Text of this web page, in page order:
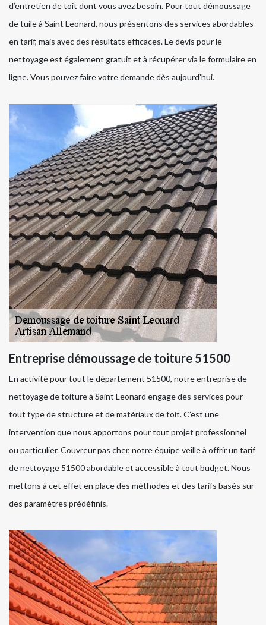
d’entretien de toit dont vous avez besoin. Pour tout démoussage
de tuile à Saint Leonard, nous présentons des services abordables
en tarif, mais avec des résultats efficaces. Le devis pour le
nettoyage est également gratuit et à récupérer via le formulaire en
ligne. Vous pouvez faire votre demande dès aujourd’hui.
Entreprise démoussage de toiture 51500
En activité pour tout le département 51500, notre entreprise de
nettoyage de toiture à Saint Leonard engage des services pour
tout type de structure et de matériaux de toit. C’est une
intervention que nous apportons pour tout projet professionnel
ou particulier. Couvreur pas cher, notre équipe veille à offrir un tarif
de nettoyage 51500 abordable et accessible à tout budget. Nous
mettons à cet effet en place des méthodes et des tarifs basés sur
des paramètres prédéfinis.